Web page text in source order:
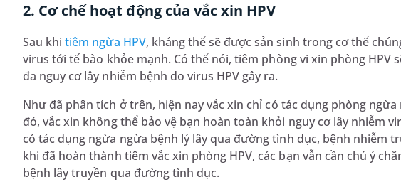
2. Cơ chế hoạt động của vắc xin HPV
Sau khitiêm ngừa HPV, kháng thể sẽ được sản sinh trong cơ thể
virus tới tế bào khỏe mạnh. Có thể nói, tiêm phòng vi xin phòng HPV
đa nguy cơ lây nhiễm bệnh do virus HPV gây ra.
Như đã phân tích ở trên, hiện nay vắc xin chỉ có tác dụng phòng
đó, vắc xin không thể bảo vệ bạn hoàn toàn khỏi nguy cơ lây nhiễm
có tác dụng ngừa ngừa bệnh lý lây qua đường tình dục, bệnh nhiễm
khi đã hoàn thành tiêm vắc xin phòng HPV, các bạn vẫn cần chú ý
bệnh lây truyền qua đường tình dục.